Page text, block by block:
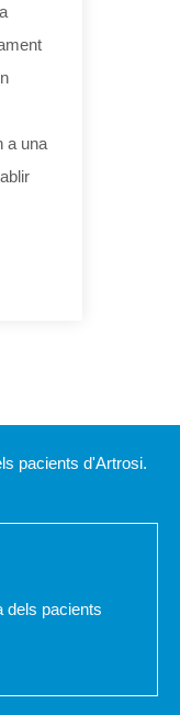
a una
pacients d'Artrosi.
dels pacients